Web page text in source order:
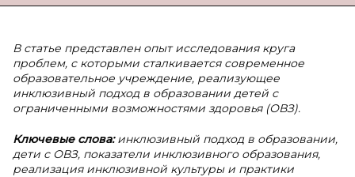
В статье представлен опыт исследования круга
проблем, с которыми сталкивается современное
образовательное учреждение, реализующее
инклюзивный подход в образовании детей с
ограниченными возможностями здоровья (ОВЗ).
Ключевые слова: инклюзивный подход в образовании,
дети с ОВЗ, показатели инклюзивного образования,
реализация инклюзивной культуры и практики